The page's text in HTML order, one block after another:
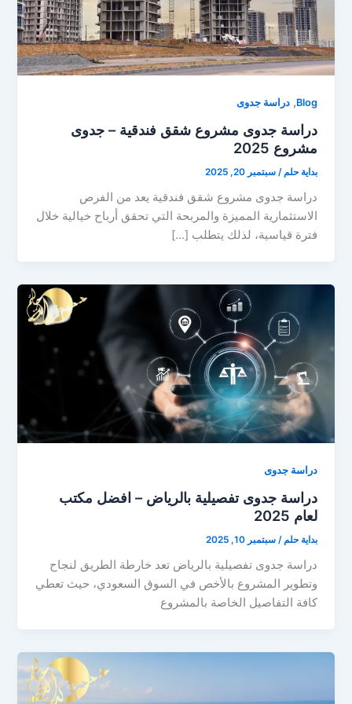
Blog
,دراسة جدوى
دراسة جدوى مشروع شقق فندقية – جدوى
مشروع 2025
بداية حلم /سبتمبر 20, 2025
دراسة جدوى مشروع شقق فندقية يعد من الفرص
الاستثمارية المميزة والمربحة التي تحقق أرباح خيالية خلال
فترة قياسية، لذلك يتطلب […]
دراسة جدوى
دراسة جدوى تفصيلية بالرياض – افضل مكتب
لعام 2025
بداية حلم /سبتمبر 10, 2025
دراسة جدوى تفصيلية بالرياض تعد خارطة الطريق لنجاح
وتطوير المشروع بالأخص في السوق السعودي، حيث تعطي
كافة التفاصيل الخاصة بالمشروع